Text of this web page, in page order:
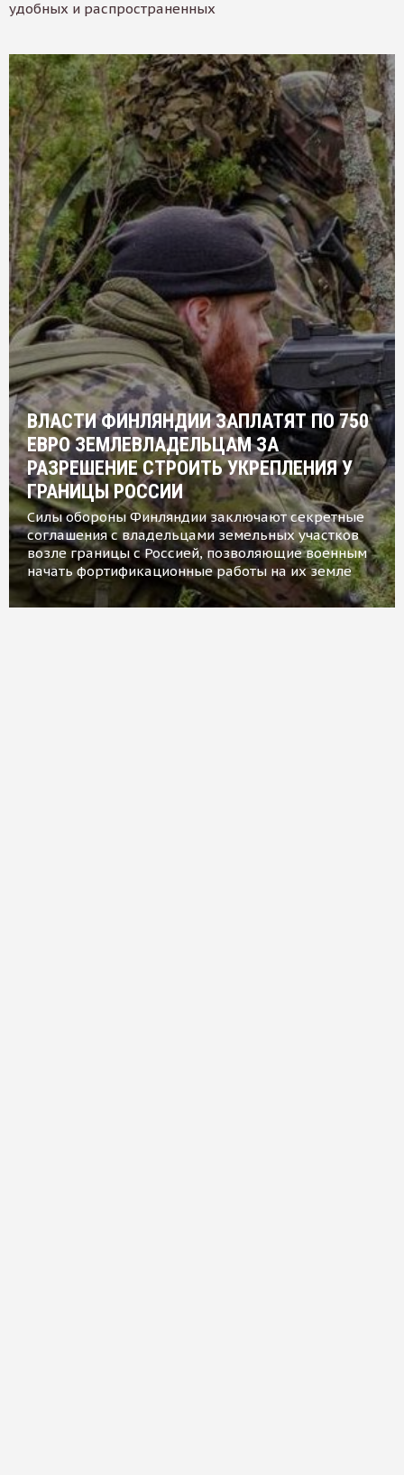
удобных и распространенных
ВЛАСТИ ФИНЛЯНДИИ ЗАПЛАТЯТ ПО 750
ЕВРО ЗЕМЛЕВЛАДЕЛЬЦАМ ЗА
РАЗРЕШЕНИЕ СТРОИТЬ УКРЕПЛЕНИЯ У
ГРАНИЦЫ РОССИИ
Силы обороны Финляндии заключают секретные
соглашения с владельцами земельных участков
возле границы с Россией, позволяющие военным
начать фортификационные работы на их земле